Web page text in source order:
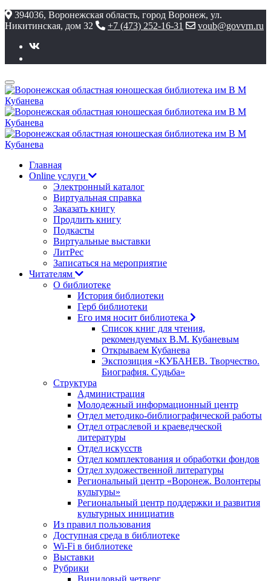
394036, Воронежская область, город Воронеж, ул.
Никитинская, дом 32
+7 (473) 252-16-31 voub@govvrn.ru
Главная
Online услуги
Электронный каталог
Виртуальная справка
Заказать книгу
Продлить книгу
Подкасты
Виртуальные выставки
ЛитРес
Записаться на мероприятие
Читателям
О библиотеке
История библиотеки
Герб библиотеки
Его имя носит библиотека
Список книг для чтения,
рекомендуемых В.М. Кубаневым
Открываем Кубанева
Экспозиция «КУБАНЕВ. Творчество.
Биография. Судьба»
Структура
Администрация
Молодежный информационный центр
Отдел методико-библиографической работы
Отдел отраслевой и краеведческой
литературы
Отдел искусств
Отдел комплектования и обработки фондов
Отдел художественной литературы
Региональный центр «Воронеж. Волонтеры
культуры»
Региональный центр поддержки и развития
культурных инициатив
Из правил пользования
Доступная среда в библиотеке
Wi-Fi в библиотеке
Выставки
Рубрики
Виниловый четверг